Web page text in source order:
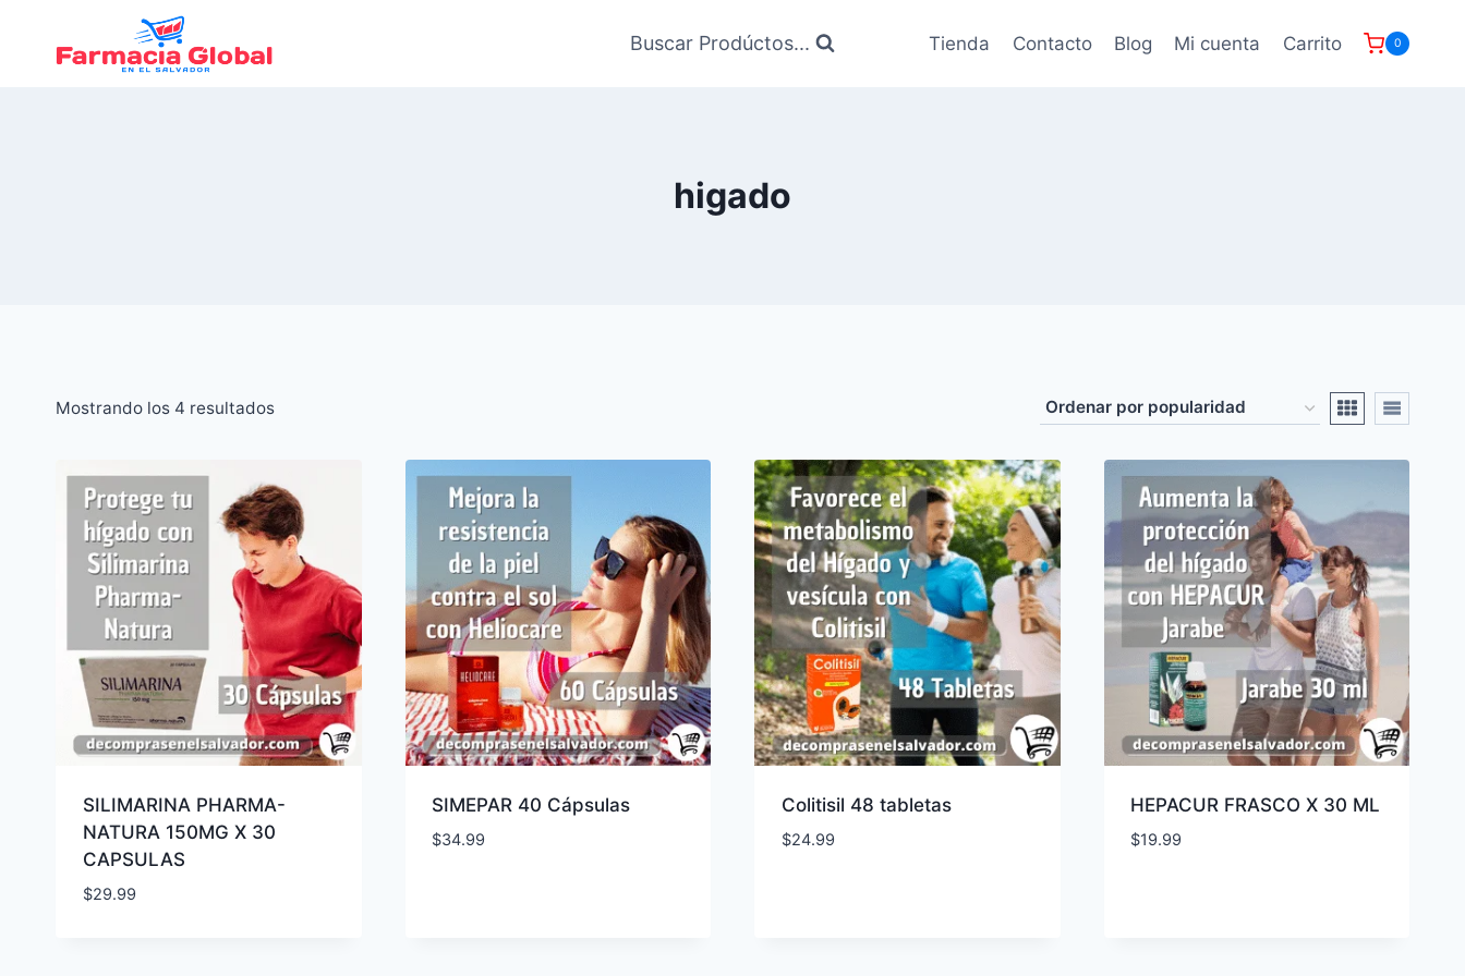
Buscar Prodúctos... Tienda Contacto Blog Mi cuenta Carrito 0
higado
Mostrando los 4 resultadosOrdenado
SILIMARINA PHARMA-
NATURA 150MG X 30
CAPSULAS
$29.99
SIMEPAR 40 Cápsulas
$34.99
Colitisil 48 tabletas
$24.99
HEPACUR FRASCO X 30 ML
$19.99